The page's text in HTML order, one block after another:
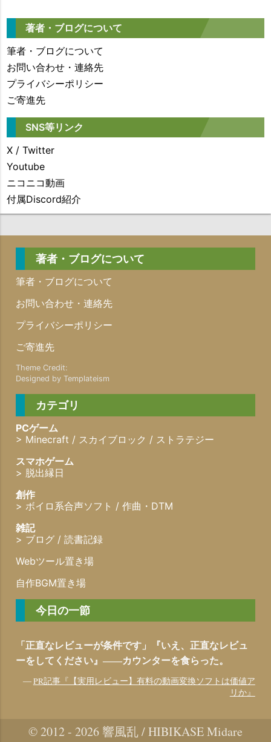
著者・ブログについて
筆者・ブログについて
お問い合わせ・連絡先
プライバシーポリシー
ご寄進先
SNS等リンク
X / Twitter
Youtube
ニコニコ動画
付属Discord紹介
著者・ブログについて
筆者・ブログについて
お問い合わせ・連絡先
プライバシーポリシー
ご寄進先
Designed by Templateism
カテゴリ
PCゲーム
> Minecraft / スカイブロック / ストラテジー
スマホゲーム
> 脱出縁日
創作
> ボイロ系合声ソフト /作曲・DTM
雑記
> ブログ /読書記録
Webツール置き場
自作BGM置き場
今日の一節
「正直なレビューが条件です」『いえ、正直なレビュ
ーをしてください』――カウンターを食らった。
―PR記事『【実用レビュー】有料の動画変換ソフトは価値ア
リか』
© 2012 - 2026 響風乱 / HIBIKASE Midare